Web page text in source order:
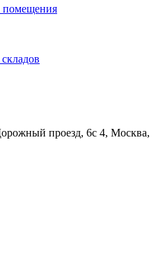
помещения
проезд, 6с 4, Москва,